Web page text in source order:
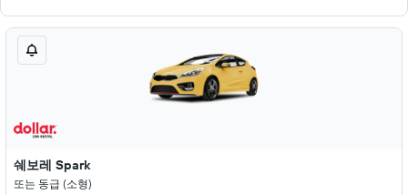
쉐보레 Spark
또는 동급 (소형)